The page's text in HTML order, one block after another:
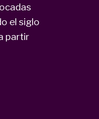
el siglo
partir